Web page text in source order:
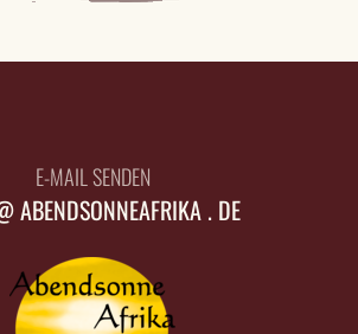
E-MAIL SENDEN
ABENDSONNEAFRIKA . DE